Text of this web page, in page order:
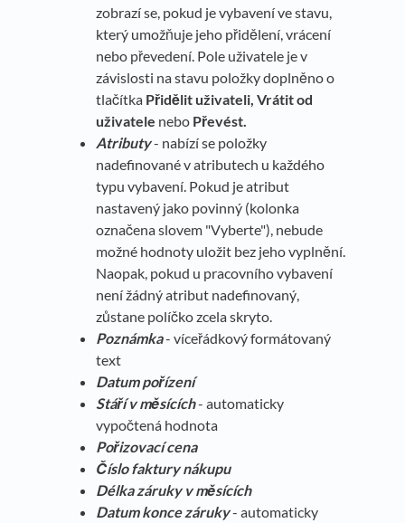
zobrazí se, pokud je vybavení ve stavu,
který umožňuje jeho přidělení, vrácení
nebo převedení. Pole uživatele je v
závislosti na stavu položky doplněno o
tlačítka Přidělit uživateli, Vrátit od
uživatele nebo Převést.
Atributy- nabízí se položky
nadefinované v atributech u každého
typu vybavení. Pokud je atribut
nastavený jako povinný (kolonka
označena slovem "Vyberte"), nebude
možné hodnoty uložit bez jeho vyplnění.
Naopak, pokud u pracovního vybavení
není žádný atribut nadefinovaný,
zůstane políčko zcela skryto.
Poznámka- víceřádkový formátovaný
text
Datum pořízení
Stáří v měsících- automaticky
vypočtená hodnota
Pořizovací cena
Číslo faktury nákupu
Délka záruky v měsících
Datum konce záruky- automaticky